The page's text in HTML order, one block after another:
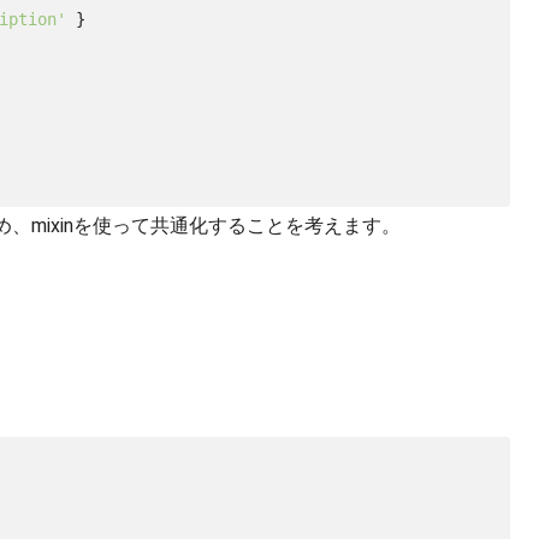
}
mixinを使って共通化することを考えます。